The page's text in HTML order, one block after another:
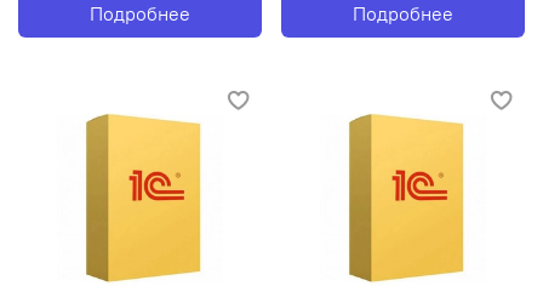
Подробнее
Подробнее